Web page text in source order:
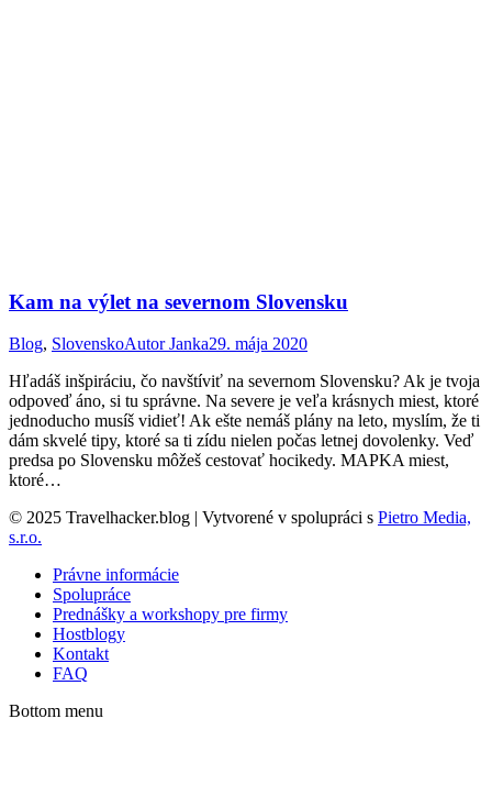
Kam na výlet na severnom Slovensku
Blog, SlovenskoAutorJanka29. mája 2020
Hľadáš inšpiráciu, čo navštíviť na severnom Slovensku? Ak je tvoja
odpoveď áno, si tu správne. Na severe je veľa krásnych miest, ktoré
jednoducho musíš vidieť! Ak ešte nemáš plány na leto, myslím, že ti
dám skvelé tipy, ktoré sa ti zídu nielen počas letnej dovolenky. Veď
predsa po Slovensku môžeš cestovať hocikedy. MAPKA miest,
ktoré…
© 2025 Travelhacker.blog | Vytvorené v spolupráci s Pietro Media,
s.r.o.
Právne informácie
Spolupráce
Prednášky a workshopy pre firmy
Hostblogy
Kontakt
FAQ
Bottom menu